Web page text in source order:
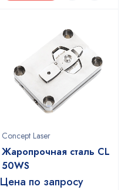
Concept Laser
Жаропрочная сталь CL
50WS
Цена по запросу